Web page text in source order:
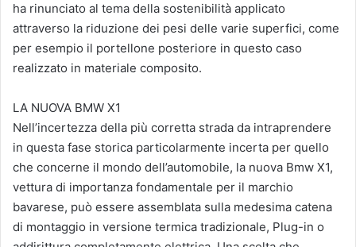
ha rinunciato al tema della sostenibilità applicato
attraverso la riduzione dei pesi delle varie superfici, come
per esempio il portellone posteriore in questo caso
realizzato in materiale composito.
LA NUOVA BMW X1
Nell’incertezza della più corretta strada da intraprendere
in questa fase storica particolarmente incerta per quello
che concerne il mondo dell’automobile, la nuova Bmw X1,
vettura di importanza fondamentale per il marchio
bavarese, può essere assemblata sulla medesima catena
di montaggio in versione termica tradizionale, Plug-in o